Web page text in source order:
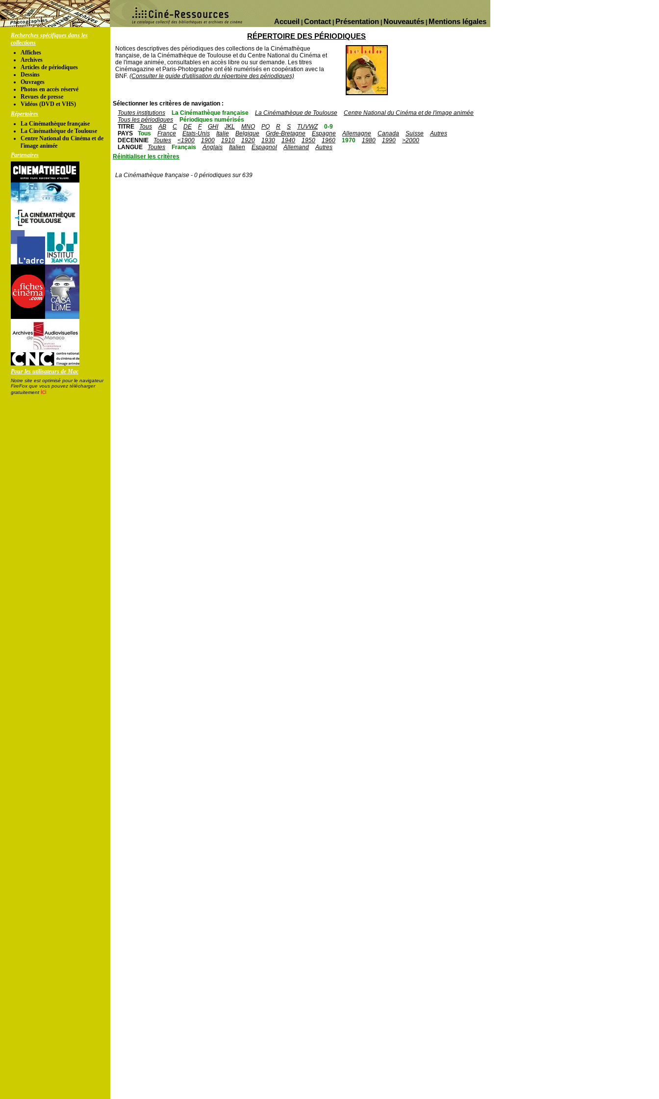
Mentions légales
Nouveautés
Présentation
Contact
Accueil
Recherches spécifiques dans les
collections
Affiches
Archives
Articles de périodiques
Dessins
Ouvrages
Photos en accés réservé
Revues de presse
Vidéos (DVD et VHS)
Répertoires
La Cinémathèque française
La Cinémathèque de Toulouse
Centre National du Cinéma et de
l'image animée
Partenaires
Pour les utilisateurs de Mac
Notre site est optimisé pour le navigateur
FireFox que vous pouvez télécharger
gratuitement ici
RÉPERTOIRE DES PÉRIODIQUES
Notices descriptives des périodiques des collections de la Cinémathèque
française, de la Cinémathèque de Toulouse et du Centre National du Cinéma et
de l'image animée, consultables en accès libre ou sur demande. Les titres
Cinémagazine et Paris-Photographe ont été numérisés en coopération avec la
BNF. (Consulter le guide d'utilisation du répertoire des périodiques)
Sélectionner les critères de navigation :
Toutes institutions
La Cinémathèque française La Cinémathèque de Toulouse
Centre National du Cinéma et de l'image animée
Tous les périodiques
Périodiques numérisés
TITRE
Tous AB C DE F GHI JKL MNO PQ R S TUVWZ
0-9
PAYS
Tous France Etats-Unis Italie Belgique Grde-Bretagne Espagne Allemagne Canada Suisse
Autres
DECENNIE
Toutes <1900 1900 1910 1920 1930 1940 1950 1960 1970 1980 1990
>2000
LANGUE
Toutes Français Anglais Italien Espagnol Allemand
Autres
Réinitialiser les critères
La Cinémathèque française - 0 périodiques sur 639